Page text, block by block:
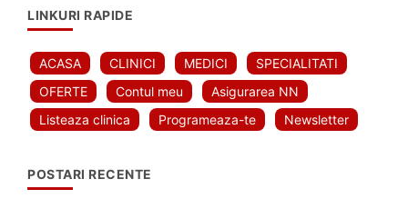
LINKURI RAPIDE
ACASA CLINICI MEDICI
SPECIALITATI
OFERTE
Contul meu
Asigurarea NN
Listeaza clinica
Programeaza-te Newsletter
POSTARI RECENTE